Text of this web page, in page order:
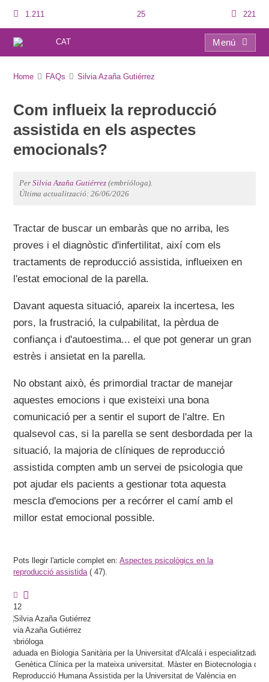
1.211 25 221
CAT
Menú
Home FAQs Silvia Azaña Gutiérrez
Com influeix la reproducció
assistida en els aspectes
emocionals?
PerSilvia Azaña Gutiérrez (embrióloga).
Última actualització: 26/06/2026
Tractar de buscar un embaràs que no arriba, les
proves i el diagnòstic d'infertilitat, així com els
tractaments de reproducció assistida, influeixen en
l'estat emocional de la parella.
Davant aquesta situació, apareix la incertesa, les
pors, la frustració, la culpabilitat, la pèrdua de
confiança i d'autoestima... el que pot generar un gran
estrès i ansietat en la parella.
No obstant això, és primordial tractar de manejar
aquestes emocions i que existeixi una bona
comunicació per a sentir el suport de l'altre. En
qualsevol cas, si la parella se sent desbordada per la
situació, la majoria de clíniques de reproducció
assistida compten amb un servei de psicologia que
pot ajudar els pacients a gestionar tota aquesta
mescla d'emocions per a recórrer el camí amb el
millor estat emocional possible.
Pots llegir l'article complet en:Aspectes psicològics en la
reproducció assistida( 47).
12
Silvia Azaña Gutiérrez
Embrióloga
Graduada en Biologia Sanitària per la Universitat d'Alcalá i especialitzada
en Genètica Clínica per la mateixa universitat. Màster en Biotecnologia de
la Reproducció Humana Assistida per la Universitat de València en